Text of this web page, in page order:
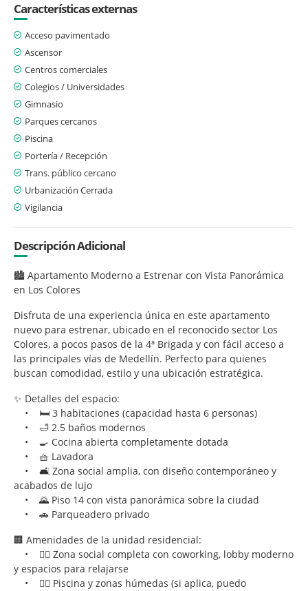
Características externas
Acceso pavimentado
Ascensor
Centros comerciales
Colegios / Universidades
Gimnasio
Parques cercanos
Piscina
Portería / Recepción
Trans. público cercano
Urbanización Cerrada
Vigilancia
Descripción Adicional
🏙️ Apartamento Moderno a Estrenar con Vista Panorámica
en Los Colores
Disfruta de una experiencia única en este apartamento
nuevo para estrenar, ubicado en el reconocido sector Los
Colores, a pocos pasos de la 4ª Brigada y con fácil acceso a
las principales vías de Medellín. Perfecto para quienes
buscan comodidad, estilo y una ubicación estratégica.
✨ Detalles del espacio:
• 🛏️ 3 habitaciones (capacidad hasta 6 personas)
• 🛁 2.5 baños modernos
• 🍳 Cocina abierta completamente dotada
• 🧺 Lavadora
• 🛋️ Zona social amplia, con diseño contemporáneo y
acabados de lujo
• 🌄 Piso 14 con vista panorámica sobre la ciudad
• 🚗 Parqueadero privado
🏢 Amenidades de la unidad residencial:
• 🧘‍♀️ Zona social completa con coworking, lobby moderno
y espacios para relajarse
• 🏊‍♂️ Piscina y zonas húmedas (si aplica, puedo